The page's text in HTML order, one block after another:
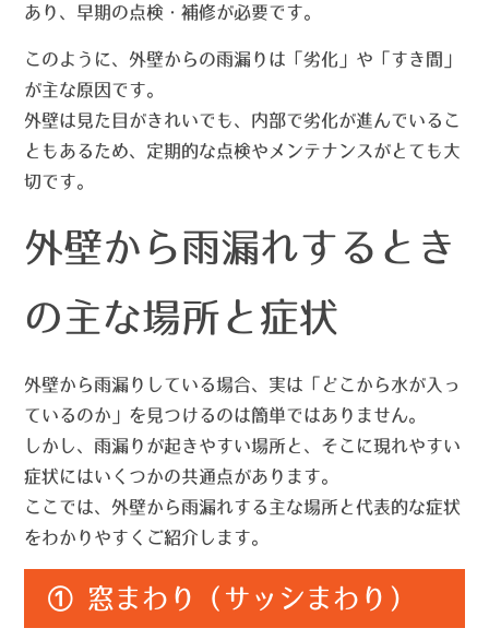
あり、早期の点検・補修が必要です。
このように、外壁からの雨漏りは「劣化」や「すき間」
が主な原因です。
外壁は見た目がきれいでも、内部で劣化が進んでいるこ
ともあるため、 定期的な点検やメンテナンスがとても大
切です。
外壁から雨漏れするとき
の主な場所と症状
外壁から雨漏りしている場合、実は「どこから水が入っ
ているのか」を見つけるのは簡単ではありません。
しかし、雨漏りが起きやすい場所と、そこに現れやすい
症状にはいくつかの共通点があります。
ここでは、外壁から雨漏れする主な場所と代表的な症状
をわかりやすくご紹介します。
① 窓まわり（サッシまわり）